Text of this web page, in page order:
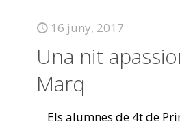
16 juny, 2017
Una nit
Marq
Els alumnes de 4t de